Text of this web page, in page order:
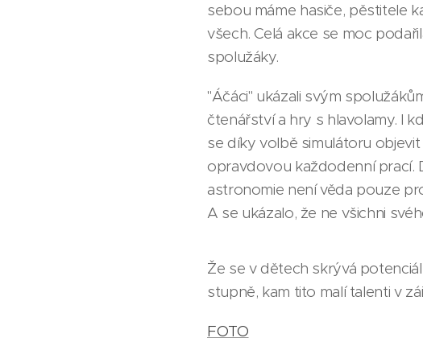
sebou máme hasiče, pěstitele
všech. Celá akce se moc
spolužáky.
"Áčáci" ukázali svým
čtenářství a hry s hlavolamy. I
se díky volbě simulátoru
opravdovou každodenní prací.
astronomie není věda pouze
A se ukázalo, že ne všichni
Že se v dětech skrývá
stupně, kam tito malí talenti v
FOTO